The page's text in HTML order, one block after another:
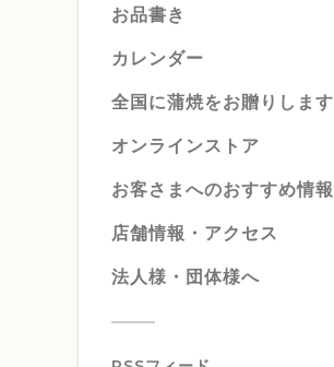
お品書き
カレンダー
全国に蒲焼をお贈りします
オンラインストア
お客さまへのおすすめ情報
店舗情報・アクセス
法人様・団体様へ